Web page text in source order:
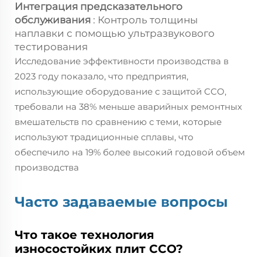
Интеграция предсказательного
обслуживания : Контроль толщины
наплавки с помощью ультразвукового
тестирования
Исследование эффективности производства в
2023 году показало, что предприятия,
использующие оборудование с защитой CCO,
требовали на 38% меньше аварийных ремонтных
вмешательств по сравнению с теми, которые
используют традиционные сплавы, что
обеспечило на 19% более высокий годовой объем
производства
Часто задаваемые вопросы
Что такое технология
износостойких плит CCO?